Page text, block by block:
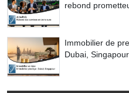
rebond
Immobilier de
Dubai, Singapour